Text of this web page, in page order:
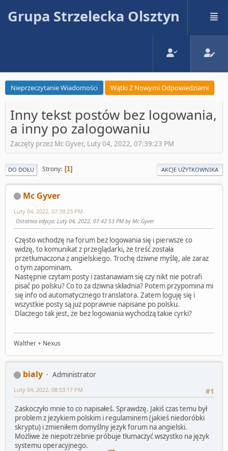
Grupa Strzelecka Olsztyn
Nieprzeczytanie Wiadomości Wątki Z Nowymi Odpowiedziami
Inny tekst postów bez logowania,
a inny po zalogowaniu
Zaczęty przez Mc Gyver, Luty 04, 2022, 07:39:23 PM
DO DOŁU Strony 1 AKCJE UŻYTKOWNIKA
Mc Gyver
Luty 04, 2022, 07:39:23 PM
Ostatnia edycja: Luty 04, 2022, 07:42:53 PM by Mc Gyver
Często wchodzę na forum bez logowania się i pierwsze co
widzę, to komunikat z przeglądarki, że treść została
przetłumaczona z angielskiego. Trochę dziwne myślę, ale zaraz
o tym zapominam.
Następnie czytam posty i zastanawiam się czy nikt nie potrafi
pisać po polsku? Co to za dziwna składnia? Potem przypomina mi
się info od automatycznego translatora. Zatem loguję się i
wszystkie posty są już poprawnie napisane po polsku.
Dlaczego tak jest, że bez logowania wychodzą takie cyrki?
Walther + Nexus
bialy
Administrator
#1
Luty 04, 2022, 08:53:17 PM
Zaskoczyło mnie to co napisałeś. Sprawdzę. Jakiś czas temu był
problem z jezykiem polskim i regulaminem (jakieś niedoróbki
skryptu) i zmieniłem domyślny jezyk forum na angielski.
Możliwe że niepotrzebnie próbuje tłumaczyć wszystko na język
systemu operacyjnego.